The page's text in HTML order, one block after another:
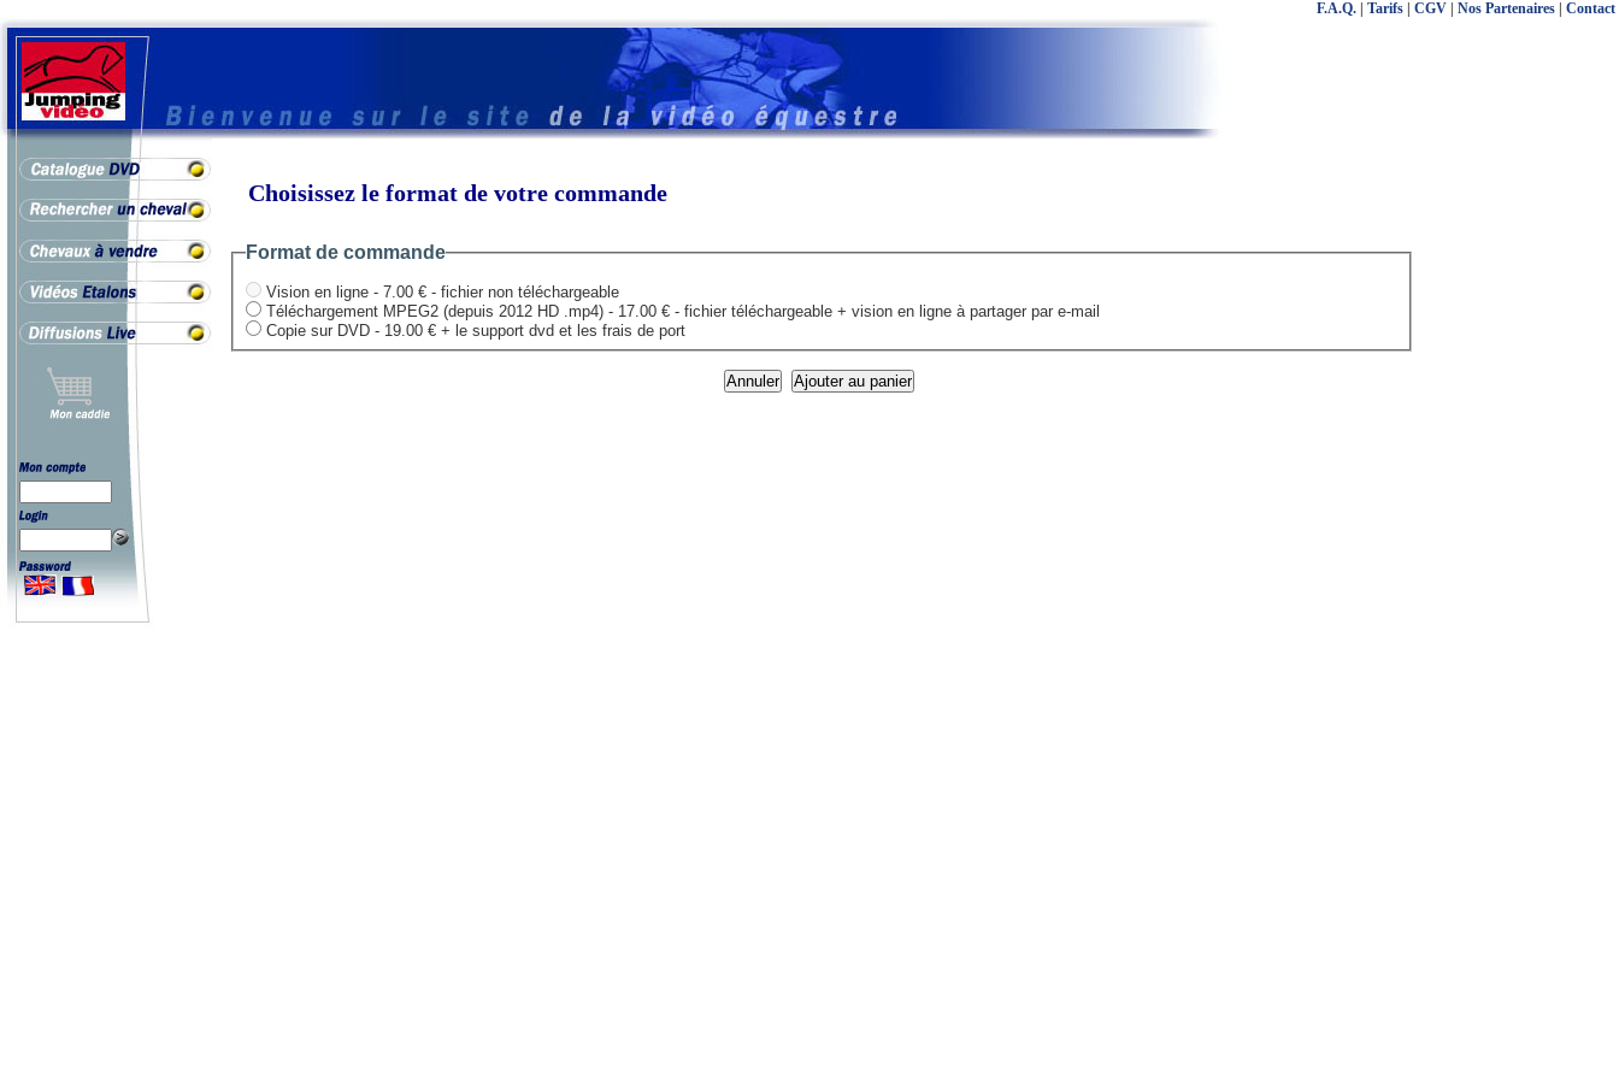
F.A.Q. Tarifs CGV Nos Partenaires Contact
Choisissez le format de votre commande
Format de commande
Vision en ligne - 7.00 € - fichier non téléchargeable
Téléchargement MPEG2 (depuis 2012 HD .mp4) - 17.00 € - fichier téléchargeable + vision en ligne à partager par e-mail
Copie sur DVD - 19.00 € + le support dvd et les frais de port